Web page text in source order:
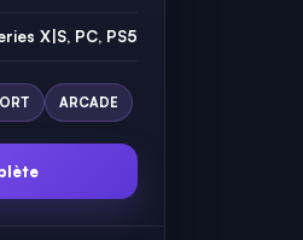
X|S, PC, PS5
ARCADE